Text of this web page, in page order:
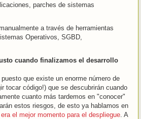
parches de sistemas
a través de herramientas
Operativos, SGBD,
cuando finalizamos el desarrollo
que existe un enorme número de
tocar código!) que se descubrirán cuando
cuanto más tardemos en "conocer"
estos riesgos, de esto ya hablamos en
el mejor momento para el despliegue . A